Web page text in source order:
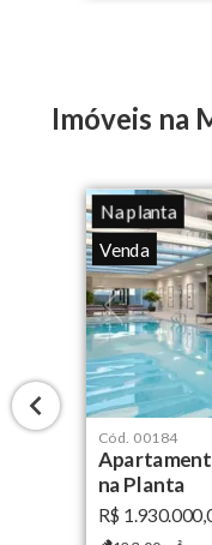
Imóveis na
Na planta
Venda
Cód. 00184
na Planta
R$